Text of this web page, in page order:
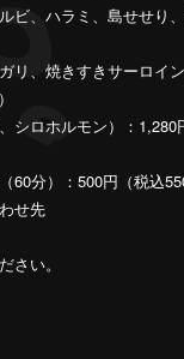
ビ、ハラミ、島せせり
リ、焼きすきサーロイ
シロホルモン）：1,280
60分）：500円（税込
せ先
さい。